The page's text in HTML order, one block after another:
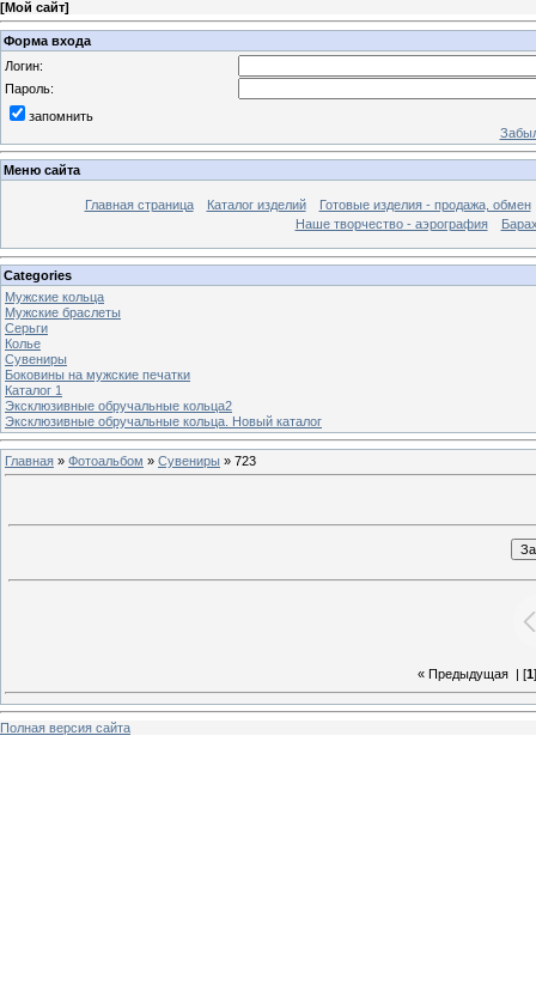
[Мой сайт]
Форма входа
Логин:
Пароль:
запомнить
Меню сайта
Главная страница Каталог изделий
Готовые изделия - продажа, обмен
Наше творчество - аэрография
Categories
Мужские кольца
Мужские браслеты
Серьги
Колье
Сувениры
Боковины на мужские печатки
Каталог 1
Эксклюзивные обручальные кольца2
Эксклюзивные обручальные кольца. Новый каталог
Главная » Фотоальбом » Сувениры » 723
« Предыдущая| [1
Полная версия сайта